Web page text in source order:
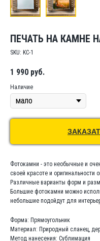
ПЕЧАТЬ НА КАМНЕ
SKU: KC-1
1 990 руб.
Наличие
Фотокамни - это необычные и
своей красоте и оригинальности
Различные варианты форм и
Большие фотокамни можно
небольшие подойдут для
Форма: Прямоугольник
Материал: Природный сланец,
Метод нанесения: Сублимация